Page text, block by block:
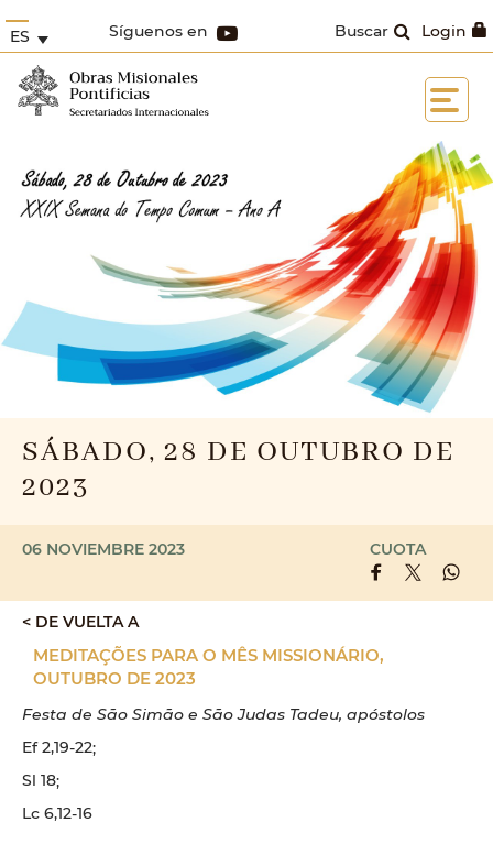
Login
Buscar
Síguenos en
ES
SÁBADO, 28 DE OUTUBRO DE
2023
06 NOVIEMBRE 2023 CUOTA
< DE VUELTA A
MEDITAÇÕES PARA O MÊS MISSIONÁRIO,
OUTUBRO DE 2023
Festa de São Simão e São Judas Tadeu, apóstolos
Ef 2,19-22;
Sl 18;
Lc 6,12-16